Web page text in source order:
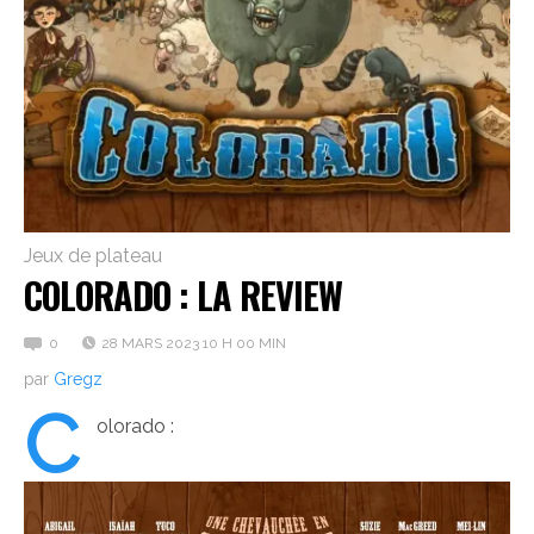
Jeux de plateau
COLORADO : LA REVIEW
0 28 MARS 2023 10 H 00 MIN
par Gregz
C olorado :